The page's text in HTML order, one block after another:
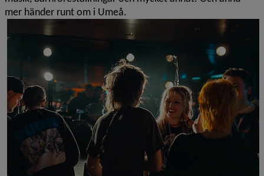
mer händer runt om i Umeå.